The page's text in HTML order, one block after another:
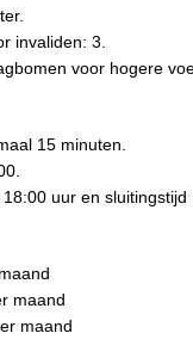
invaliden: 3.
voor hogere
15 minuten.
uur en sluitingstijd
maand
maand